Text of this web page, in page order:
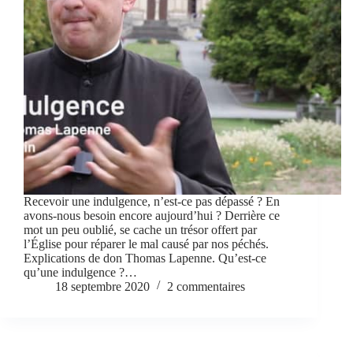
Recevoir une indulgence, n’est-ce pas dépassé ? En
avons-nous besoin encore aujourd’hui ? Derrière ce
mot un peu oublié, se cache un trésor offert par
l’Église pour réparer le mal causé par nos péchés.
Explications de don Thomas Lapenne. Qu’est-ce
qu’une indulgence ?…
18 septembre 2020
2 commentaires